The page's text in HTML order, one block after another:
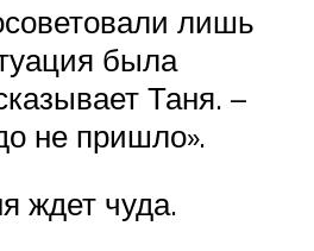
лишь
была
Таня. –
не пришло».
ждет чуда.